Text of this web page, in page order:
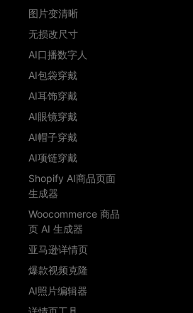
图片变清晰
无损改尺寸
AI口播数字人
AI包袋穿戴
AI耳饰穿戴
AI眼镜穿戴
AI帽子穿戴
AI项链穿戴
Shopify AI商品页面
生成器
Woocommerce 商品
页 AI 生成器
亚马逊详情页
爆款视频克隆
AI照片编辑器